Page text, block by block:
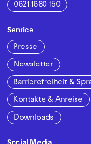
0621 1680 150
Service
Presse
Newsletter
Barrierefreiheit &
Kontakte & Anreise
Downloads